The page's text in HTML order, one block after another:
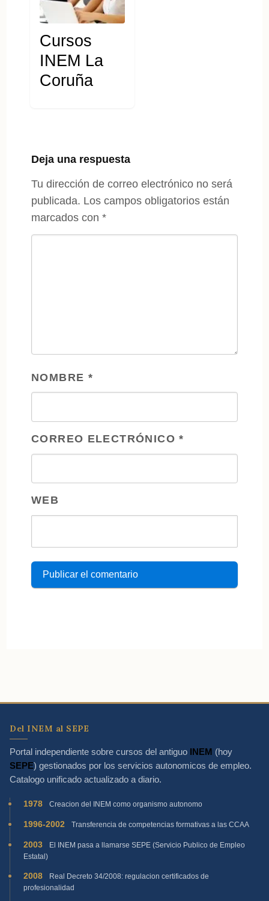
Cursos
INEM La
Coruña
Deja una respuesta
Tu dirección de correo electrónico no será
publicada. Los campos obligatorios están
marcados con *
NOMBRE *
CORREO ELECTRÓNICO*
WEB
Del INEM al SEPE
Portal independiente sobre cursos del antiguo INEM (hoy
SEPE) gestionados por los servicios autonomicos de empleo.
Catalogo unificado actualizado a diario.
1978 Creacion del INEM como organismo autonomo
1996-2002 Transferencia de competencias formativas a las CCAA
2003
El INEM pasa a llamarse SEPE (Servicio Publico de Empleo
Estatal)
2008
Real Decreto 34/2008: regulacion certificados de
profesionalidad